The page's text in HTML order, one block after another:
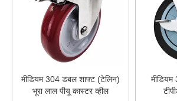
मीडियम 304 डबल शाफ्ट (टेलिन)
भूरा लाल पीयू कास्टर व्हील